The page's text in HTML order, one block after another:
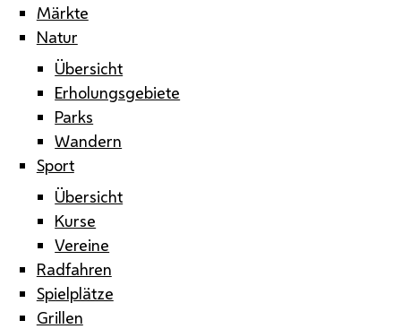
Märkte
Natur
Übersicht
Erholungsgebiete
Parks
Wandern
Sport
Übersicht
Kurse
Vereine
Radfahren
Spielplätze
Grillen